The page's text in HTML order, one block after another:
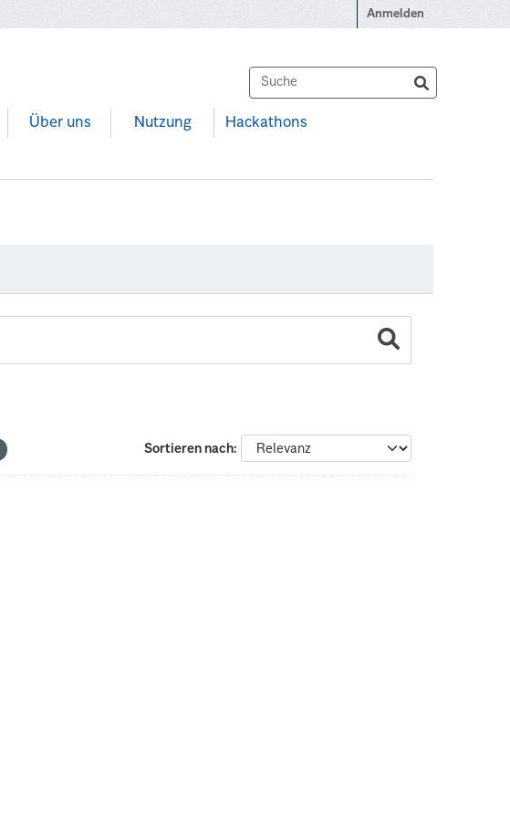
Anmelden
Über uns Nutzung Hackathons
Sortieren nach